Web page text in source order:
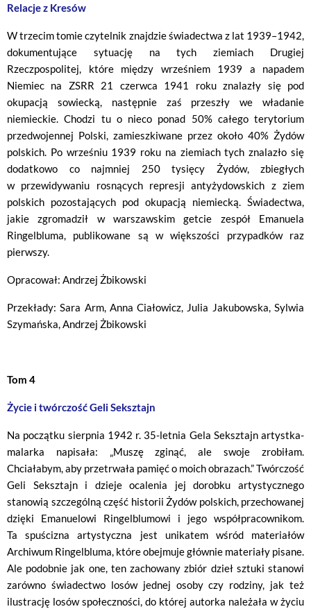
Relacje z Kresów
W trzecim tomie czytelnik znajdzie świadectwa z lat 1939–1942,
dokumentujące sytuację na tych ziemiach Drugiej
Rzeczpospolitej, które między wrześniem 1939 a napadem
Niemiec na ZSRR 21 czerwca 1941 roku znalazły się pod
okupacją sowiecką, następnie zaś przeszły we władanie
niemieckie. Chodzi tu o nieco ponad 50% całego terytorium
przedwojennej Polski, zamieszkiwane przez około 40% Żydów
polskich. Po wrześniu 1939 roku na ziemiach tych znalazło się
dodatkowo co najmniej 250 tysięcy Żydów, zbiegłych
w przewidywaniu rosnących represji antyżydowskich z ziem
polskich pozostających pod okupacją niemiecką. Świadectwa,
jakie zgromadził w warszawskim getcie zespół Emanuela
Ringelbluma, publikowane są w większości przypadków raz
pierwszy.
Opracował: Andrzej Żbikowski
Przekłady: Sara Arm, Anna Ciałowicz, Julia Jakubowska, Sylwia
Szymańska, Andrzej Żbikowski
Tom 4
Życie i twórczość Geli Seksztajn
Na początku sierpnia 1942 r. 35-letnia Gela Seksztajn artystka-
malarka napisała: „Muszę zginąć, ale swoje zrobiłam.
Chciałabym, aby przetrwała pamięć o moich obrazach.” Twórczość
Geli Seksztajn i dzieje ocalenia jej dorobku artystycznego
stanowią szczególną część historii Żydów polskich, przechowanej
dzięki Emanuelowi Ringelblumowi i jego współpracownikom.
Ta spuścizna artystyczna jest unikatem wśród materiałów
Archiwum Ringelbluma, które obejmuje głównie materiały pisane.
Ale podobnie jak one, ten zachowany zbiór dzieł sztuki stanowi
zarówno świadectwo losów jednej osoby czy rodziny, jak też
ilustrację losów społeczności, do której autorka należała w życiu